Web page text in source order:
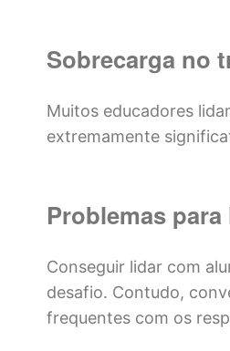
Sobrecarga no
Muitos educadores
extremamente
Problemas
Conseguir lidar com
desafio. Contudo,
frequentes com os